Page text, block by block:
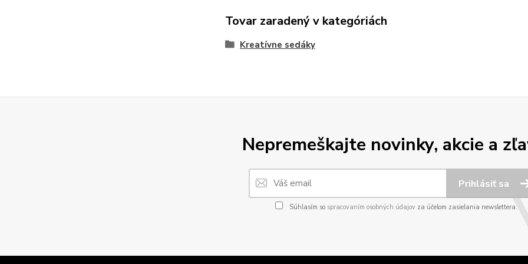
Tovar zaradený v kategóriách
Kreatívne sedáky
Nepremeškajte novinky, akcie a
Prihlásiť sa
Súhlasím so spracovaním osobných údajovza účelom zasielania newslettera.